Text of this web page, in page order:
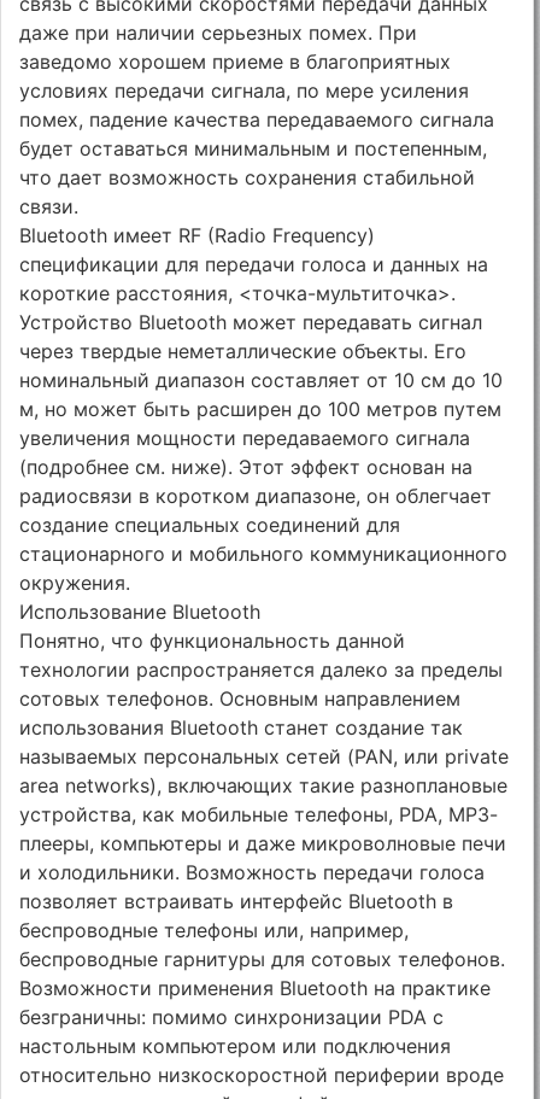
даже при наличии серьезных помех. При
заведомо хорошем приеме в благоприятных
условиях передачи сигнала, по мере усиления
помех, падение качества передаваемого сигнала
будет оставаться минимальным и постепенным,
что дает возможность сохранения стабильной
связи.
Bluetooth имеет RF (Radio Frequency)
спецификации для передачи голоса и данных на
короткие расстояния, <точка-мультиточка>.
Устройство Bluetooth может передавать сигнал
через твердые неметаллические объекты. Его
номинальный диапазон составляет от 10 см до 10
м, но может быть расширен до 100 метров путем
увеличения мощности передаваемого сигнала
(подробнее см. ниже). Этот эффект основан на
радиосвязи в коротком диапазоне, он облегчает
создание специальных соединений для
стационарного и мобильного коммуникационного
окружения.
Использование Bluetooth
Понятно, что функциональность данной
технологии распространяется далеко за пределы
сотовых телефонов. Основным направлением
использования Bluetooth станет создание так
называемых персональных сетей (PAN, или private
area networks), включающих такие разноплановые
устройства, как мобильные телефоны, PDA, МР3-
плееры, компьютеры и даже микроволновые печи
и холодильники. Возможность передачи голоса
позволяет встраивать интерфейс Bluetooth в
беспроводные телефоны или, например,
беспроводные гарнитуры для сотовых телефонов.
Возможности применения Bluetooth на практике
безграничны: помимо синхронизации PDA с
настольным компьютером или подключения
относительно низкоскоростной периферии вроде